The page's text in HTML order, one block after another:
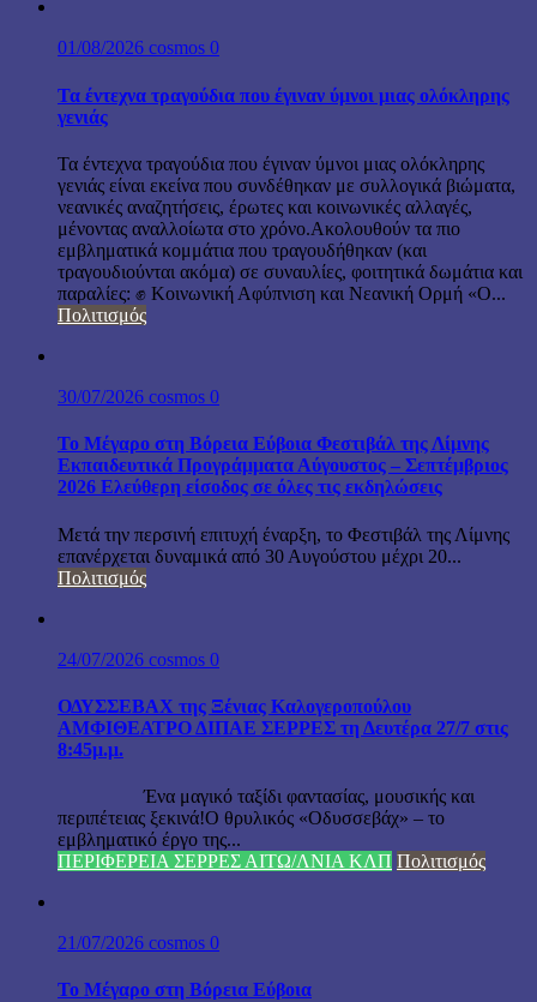
01/08/2026 cosmos 0
Τα έντεχνα τραγούδια που έγιναν ύμνοι μιας ολόκληρης
γενιάς
Τα έντεχνα τραγούδια που έγιναν ύμνοι μιας ολόκληρης
γενιάς είναι εκείνα που συνδέθηκαν με συλλογικά βιώματα,
νεανικές αναζητήσεις, έρωτες και κοινωνικές αλλαγές,
μένοντας αναλλοίωτα στο χρόνο.Ακολουθούν τα πιο
εμβληματικά κομμάτια που τραγουδήθηκαν (και
τραγουδιούνται ακόμα) σε συναυλίες, φοιτητικά δωμάτια και
παραλίες: ✊ Κοινωνική Αφύπνιση και Νεανική Ορμή «Ο...
Πολιτισμός
30/07/2026 cosmos 0
Το Μέγαρο στη Βόρεια Εύβοια Φεστιβάλ της Λίμνης
Εκπαιδευτικά Προγράμματα Αύγουστος – Σεπτέμβριος
2026 Ελεύθερη είσοδος σε όλες τις εκδηλώσεις
Μετά την περσινή επιτυχή έναρξη, το Φεστιβάλ της Λίμνης
επανέρχεται δυναμικά από 30 Αυγούστου μέχρι 20...
Πολιτισμός
24/07/2026 cosmos 0
ΟΔΥΣΣΕΒΑΧ της Ξένιας Καλογεροπούλου
ΑΜΦΙΘΕΑΤΡΟ ΔΙΠΑΕ ΣΕΡΡΕΣ τη Δευτέρα 27/7 στις
8:45μ.μ.
Ένα μαγικό ταξίδι φαντασίας, μουσικής και
περιπέτειας ξεκινά!Ο θρυλικός «Οδυσσεβάχ» – το
εμβληματικό έργο της...
ΠΕΡΙΦΕΡΕΙΑ ΣΕΡΡΕΣ ΑΙΤΩ/ΛΝΙΑ ΚΛΠ Πολιτισμός
21/07/2026 cosmos 0
Το Μέγαρο στη Βόρεια Εύβοια